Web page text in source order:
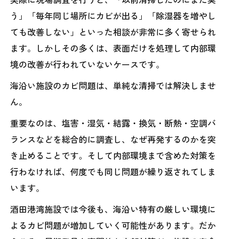
う」「毎年同じ場所にカビが出る」「除湿器を増やし
ても改善しない」といった相談が非常に多く寄せられ
ます。しかしその多くは、表面だけを処理して内部環
境の改善が行われていないケースです。
海沿い施設のカビ問題は、単純な清掃では解決しませ
ん。
重要なのは、塩害・湿気・結露・換気・断熱・空調バ
ランスなどを総合的に調査し、なぜ再発するのかを突
き止めることです。そして内部環境まで含めた対策を
行わなければ、何度でも同じ問題が繰り返されてしま
います。
酒田港湾施設では今後も、海沿い特有の厳しい環境に
よるカビ問題が増加していく可能性があります。だか